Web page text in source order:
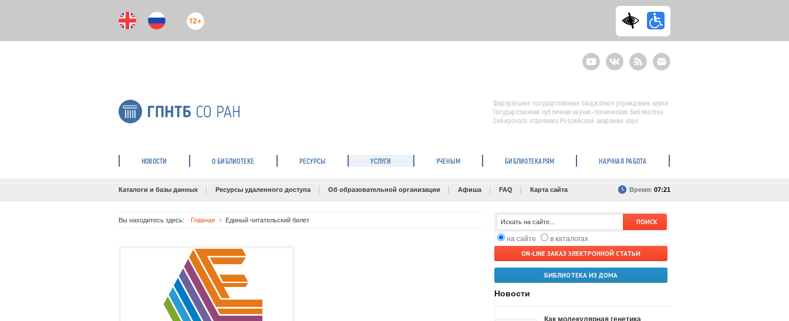
12+
YoutubeВКонтактеRSS
E-
mail
подписка
Федеральное государственное бюджетное учреждение науки
Государственная публичная научно-техническая библиотека
Сибирского отделения Российской академии наук
НОВОСТИ О БИБЛИОТЕКЕ РЕСУРСЫ УСЛУГИ УЧЕНЫМ БИБЛИОТЕКАРЯМ НАУЧНАЯ РАБОТА
Каталоги и базы данных Ресурсы удаленного доступа Об образовательной организации Афиша FAQ Карта сайта Время: 07:21
Вы находитесь здесь: Главная Единый читательский билет
на сайте
в каталогах
ON-LINE ЗАКАЗ ЭЛЕКТРОННОЙ СТАТЬИ
БИБЛИОТЕКА ИЗ ДОМА
Новости
Как молекулярная генетика